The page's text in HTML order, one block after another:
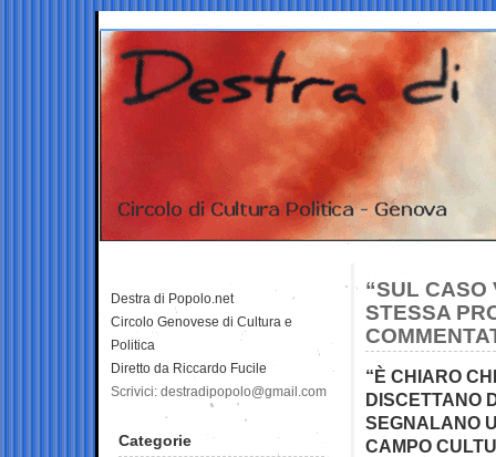
“SUL CASO
STESSA
“È CHIARO
DISCETTANO
SEGNALANO
CAMPO
Destra di Popolo.net
Circolo Genovese di Cultura e
Politica
Diretto da Riccardo Fucile
Scrivici: destradipopolo@gmail.com
Categorie